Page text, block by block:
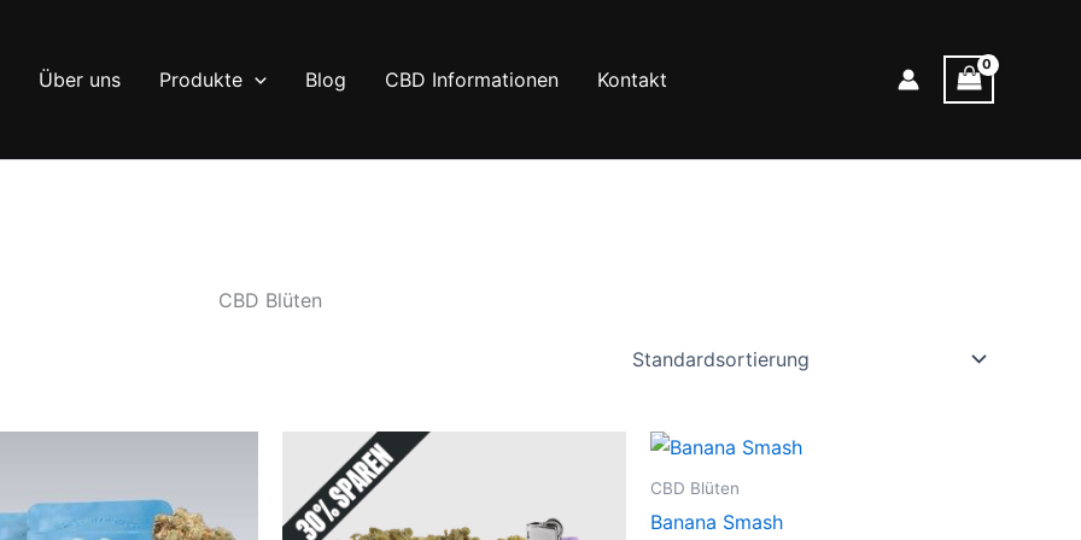
Über uns Produkte Blog CBD Informationen Kontakt
CBD Blüten
CBD Blüten
Banana Smash